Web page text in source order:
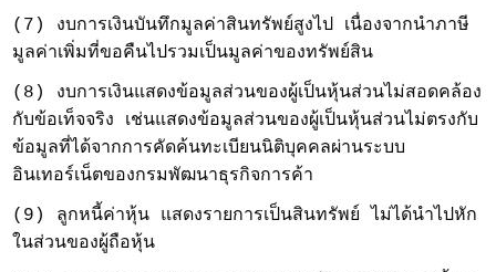
(7) งบการเงินบันทึกมูลค่าสินทรัพย์สูงไป เนื่องจากนำภาษี
มูลค่าเพิ่มที่ขอคืนไปรวมเป็นมูลค่าของทรัพย์สิน
(8) งบการเงินแสดงข้อมูลส่วนของผู้เป็นหุ้นส่วนไม่สอดคล้อง
กับข้อเท็จจริง เช่นแสดงข้อมูลส่วนของผู้เป็นหุ้นส่วนไม่ตรงกับ
ข้อมูลที่ได้จากการคัดค้นทะเบียนนิติบุคคลผ่านระบบ
อินเทอร์เน็ตของกรมพัฒนาธุรกิจการค้า
(9) ลูกหนี้ค่าหุ้น แสดงรายการเป็นสินทรัพย์ ไม่ได้นำไปหัก
ในส่วนของผู้ถือหุ้น